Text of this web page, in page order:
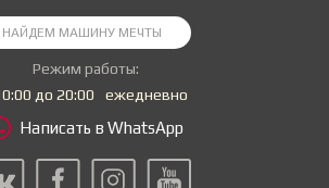
Режим работы:
до 20:00
ежедневно
Написать в WhatsApp